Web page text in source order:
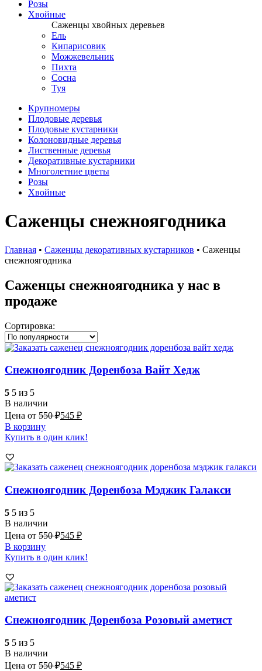
Розы
Хвойные
Саженцы хвойных деревьев
Ель
Кипарисовик
Можжевельник
Пихта
Сосна
Туя
Крупномеры
Плодовые деревья
Плодовые кустарники
Колоновидные деревья
Лиственные деревья
Декоративные кустарники
Многолетние цветы
Розы
Хвойные
Саженцы снежноягодника
Главная • Саженцы декоративных кустарников • Саженцы
снежноягодника
Саженцы снежноягодника у нас в
продаже
Сортировка:
Снежноягодник Доренбоза Вайт Хедж
5 5 из 5
В наличии
Цена от 550₽545 ₽
В корзину
Купить в один клик!
Снежноягодник Доренбоза Мэджик Галакси
5 5 из 5
В наличии
Цена от 550₽545 ₽
В корзину
Купить в один клик!
Снежноягодник Доренбоза Розовый аметист
5 5 из 5
В наличии
Цена от 550₽545 ₽